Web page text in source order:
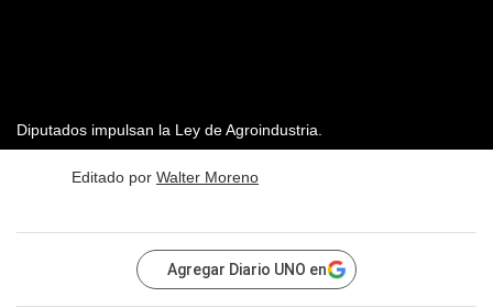
Diputados impulsan la Ley de Agroindustria.
Editado por Walter Moreno
Agregar Diario UNO en